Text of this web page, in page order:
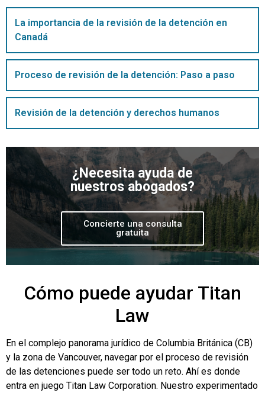
La importancia de la revisión de la detención en
Canadá
Proceso de revisión de la detención: Paso a paso
Revisión de la detención y derechos humanos
¿Necesita ayuda de
nuestros abogados?
Concierte una consulta
gratuita
Cómo puede ayudar Titan
Law
En el complejo panorama jurídico de Columbia Británica (CB)
y la zona de Vancouver, navegar por el proceso de revisión
de las detenciones puede ser todo un reto. Ahí es donde
entra en juego Titan Law Corporation. Nuestro experimentado